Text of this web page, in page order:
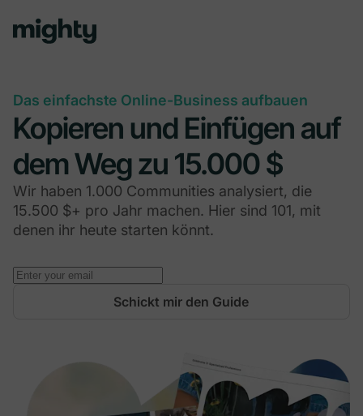
Das einfachste Online-Business aufbauen
Kopieren und Einfügen auf
dem Weg zu 15.000 $
Wir haben 1.000 Communities analysiert, die
15.500 $+ pro Jahr machen. Hier sind 101, mit
denen ihr heute starten könnt.
Schickt mir den Guide